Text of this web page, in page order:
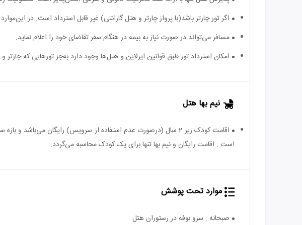
اگر تور چارتر باشد(با پرواز چارتر و هتل گارانتی) غیر قابل استرداد است. در
مسافر می‌تواند در صورت نیاز به بیمه در هنگام سفر تقاضای خود را اعلام نماید.
امکان استرداد تور طبق قوانین ایرلاین و هتل‌ها وجود دارد به‌جز تورهایی که چارتر و
نیم بها هتل
است : اقامت رایگان و نیم بها تنها برای یک کودک محاسبه می‌گردد.
موارد تحت پوشش
صبحانه : سرو بوفه در رستوران هتل